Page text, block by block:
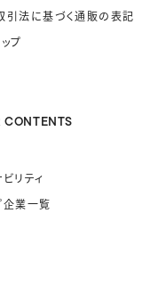
引法に基づく通販の表記
プ
CONTENTS
リティ
企業一覧